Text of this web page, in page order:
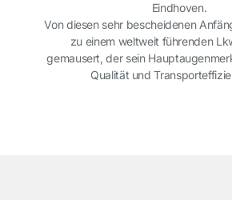
Eindhoven.
Von diesen sehr bescheidenen
zu einem weltweit führenden
gemausert, der sein
Qualität und